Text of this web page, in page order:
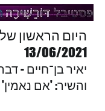
היום הראשון
13/06/2021
יאיר בן־חיים -
והשיר: 'אם נאמין'